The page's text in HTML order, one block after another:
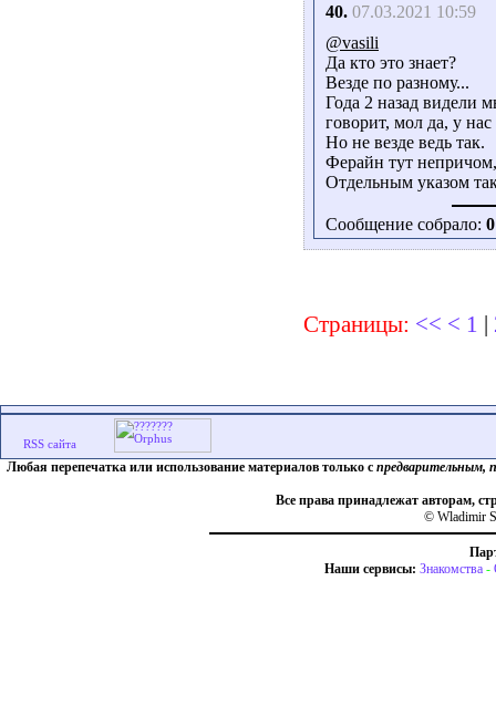
40. 07.03.2021 10:59
@vasili
Да кто это знает?
Везде по разному...
Года 2 назад видели
говорит, мол да, у
Но не везде ведь так.
Ферайн тут непричом,
Отдельным указом
Сообщение собрало: 0
Страницы: << < 1
Любая перепечатка или использование материалов только с предварительным,
Все права принадлежат авторам,
© Wladimir
Наши сервисы: Знакомства -